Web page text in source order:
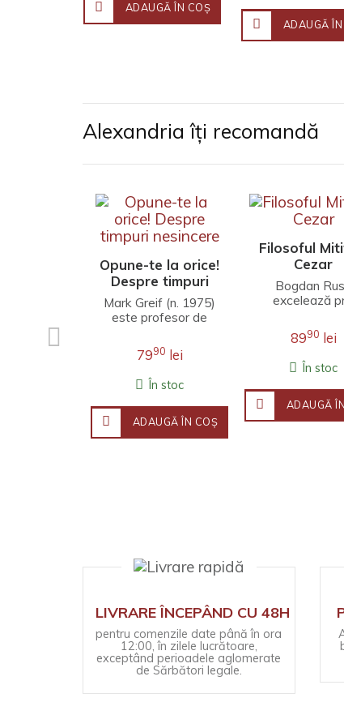
ADAUGĂ ÎN COŞ
ADAUGĂ
Alexandria îți recomandă
Opune-te la orice!
Despre timpuri
nesincere
Mark Greif (n. 1975)
este profesor de
Universitatea
Stanford. Fineţea
observaţ..
7990 lei
În stoc
ADAUGĂ ÎN COŞ
Filosoful
Cezar
Bogdan
excelează
interpretări
îmbină
filosofică,
investigația j..
8990 lei
În stoc
ADAUGĂ
LIVRARE ÎNCEPÂND CU 48H
pentru comenzile date până în ora
12:00, în zilele lucrătoare,
exceptând perioadele aglomerate
de Sărbători legale.